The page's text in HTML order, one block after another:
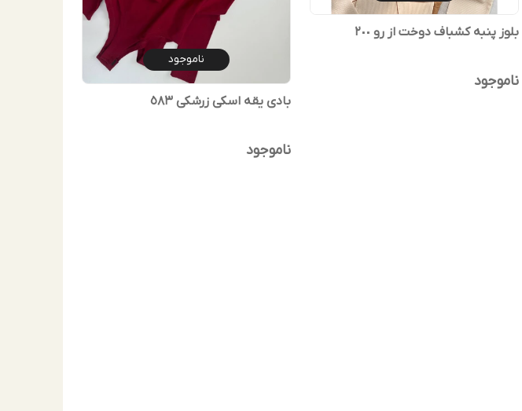
بلوز پنبه کشباف دوخت از رو ٢٠٠
ناموجود
ناموجود
بادی یقه اسکی زرشکی ٥٨٣
ناموجود